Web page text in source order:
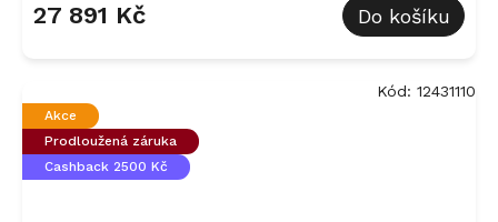
27 891 Kč Do košíku
Akce
Prodloužená záruka
Cashback 2500 Kč
Kód: 12431110